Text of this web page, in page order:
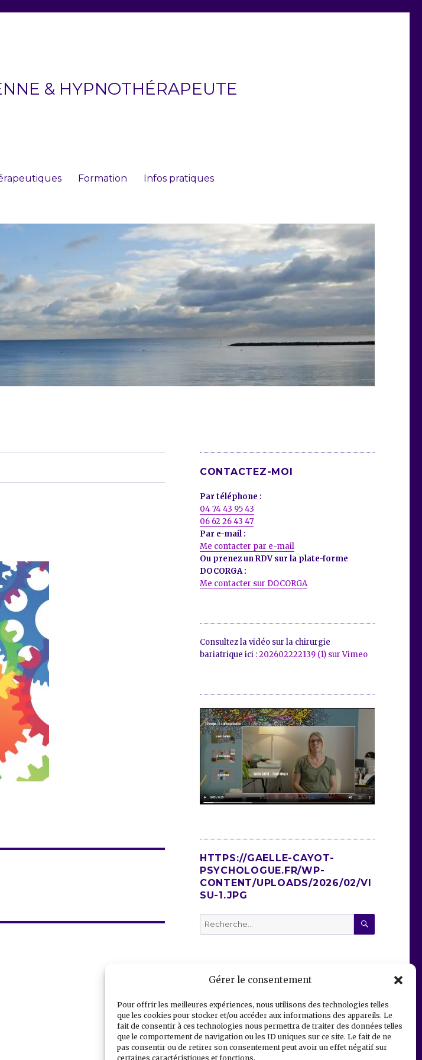
Gérer le consentement
Pour offrir les meilleures expériences, nous utilisons des technologies telles
que les cookies pour stocker et/ou accéder aux informations des appareils. Le
fait de consentir à ces technologies nous permettra de traiter des données telles
que le comportement de navigation ou les ID uniques sur ce site. Le fait de ne
pas consentir ou de retirer son consentement peut avoir un effet négatif sur
certaines caractéristiques et fonctions.
& HYPNOTHÉRAPEUTE
Formation Infos pratiques
CONTACTEZ-MOI
Par téléphone :
04 74 43 95 43
06 62 26 43 47
Par e-mail :
Me contacter par e-mail
Ou prenez un RDV sur la plate-forme
DOCORGA :
Me contacter sur DOCORGA
Consultez la vidéo sur la chirurgie
bariatrique ici :202602222139 (1) sur Vimeo
HTTPS://GAELLE-CAYOT-
PSYCHOLOGUE.FR/WP-
CONTENT/UPLOADS/2026/02/VI
SU-1.JPG
Recherche
pour